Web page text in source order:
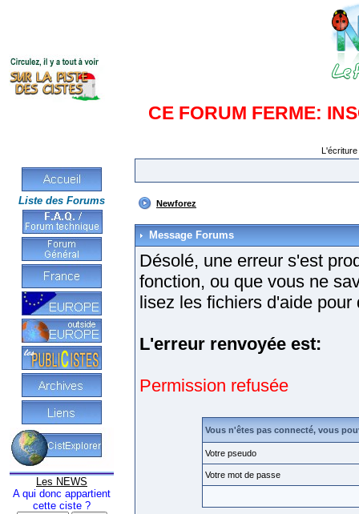
CE FORUM FERME:
Liste des Forums
Les NEWS
A qui donc appartient
cette ciste ?
Newforez
Message Forums
Désolé, une erreur s'est
fonction, ou que vous ne
lisez les fichiers d'aide
L'erreur renvoyée est:
Permission refusée
Vous n'êtes pas connecté, vous
Votre pseudo
Votre mot de passe